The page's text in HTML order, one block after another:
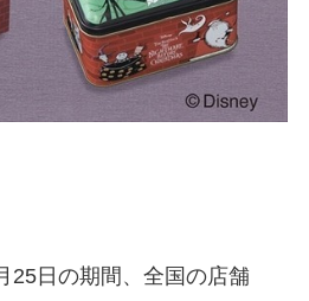
25日の期間、全国の店舗